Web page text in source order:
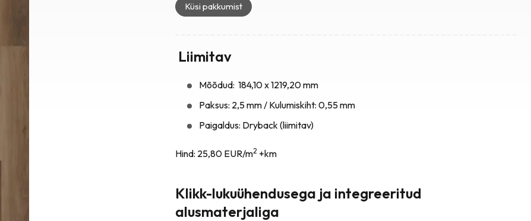
Küsi pakkumist
Liimitav
Mõõdud: 184,10 x 1219,20 mm
Paksus: 2,5 mm / Kulumiskiht: 0,55 mm
Paigaldus: Dryback (liimitav)
Hind: 25,80 EUR/m2 +km
Klikk-lukuühendusega ja integreeritud
alusmaterjaliga